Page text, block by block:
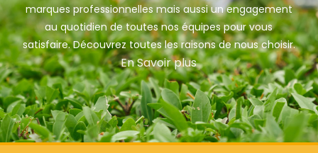
marques professionnelles mais aussi un engagement
au quotidien de toutes nos équipes pour vous
satisfaire. Découvrez toutes les raisons de nous choisir.
En Savoir plus